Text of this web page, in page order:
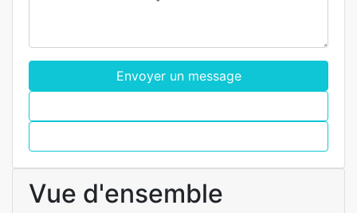
Envoyer un message
Vue d'ensemble